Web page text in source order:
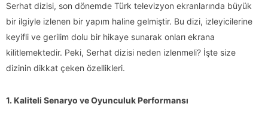
Serhat dizisi, son dönemde Türk televizyon ekranlarında büyük
bir ilgiyle izlenen bir yapım haline gelmiştir. Bu dizi, izleyicilerine
keyifli ve gerilim dolu bir hikaye sunarak onları ekrana
kilitlemektedir. Peki, Serhat dizisi neden izlenmeli? İşte size
dizinin dikkat çeken özellikleri.
1. Kaliteli Senaryo ve Oyunculuk Performansı